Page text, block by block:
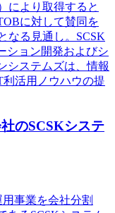
により取得すると
に対して賛同を
なる見通し。SCSK
ション開発およびシ
システムズは、情報
活用ノウハウの提
のSCSKシステ
事業を会社分割